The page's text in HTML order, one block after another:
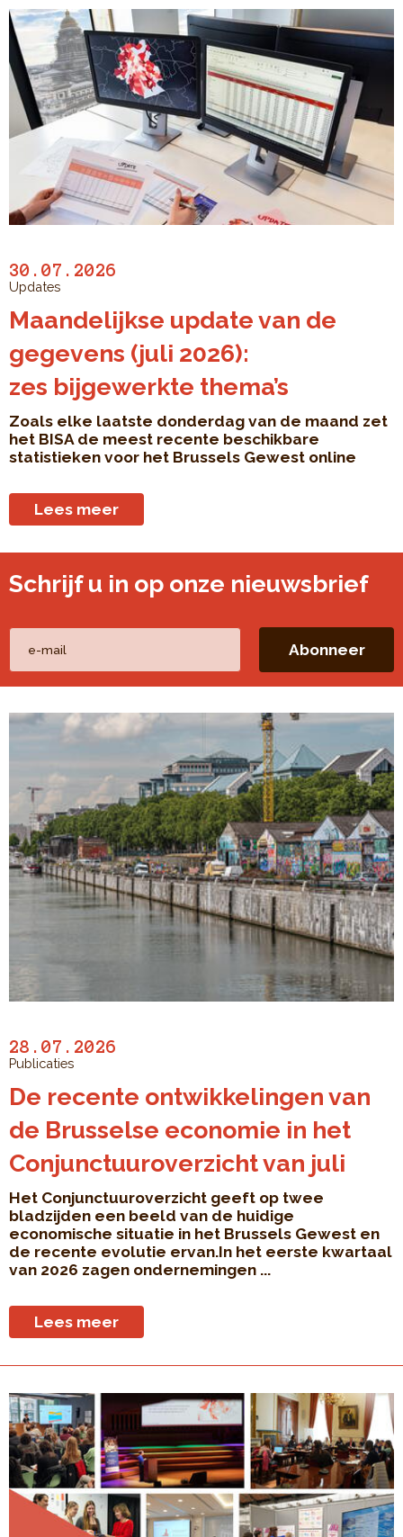
Schrijf u in op onze nieuwsbrief
30.07.2026
Updates
Maandelijkse update van de
gegevens (juli 2026):
zes bijgewerkte thema’s
Zoals elke laatste donderdag van de maand zet
het BISA de meest recente beschikbare
statistieken voor het Brussels Gewest online
Lees meer
28.07.2026
Publicaties
De recente ontwikkelingen van
de Brusselse economie in het
Conjunctuuroverzicht van juli
Het Conjunctuuroverzicht geeft op twee
bladzijden een beeld van de huidige
economische situatie in het Brussels Gewest en
de recente evolutie ervan.In het eerste kwartaal
van 2026 zagen ondernemingen ...
Lees meer